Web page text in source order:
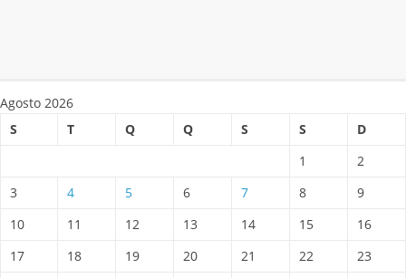
Agosto 2026
S
T Q Q S S
D
1
2
3
4 5 6 7 8
9
10
11 12 13 14 15
16
17
18 19 20 21 22
23